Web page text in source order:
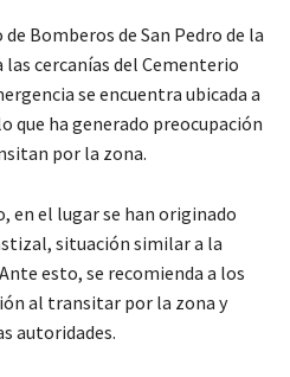
Bomberos de San Pedro de la
las cercanías del Cementerio
se encuentra ubicada a
que ha generado preocupación
por la zona.
en el lugar se han originado
situación similar a la
esto, se recomienda a los
al transitar por la zona y
autoridades.